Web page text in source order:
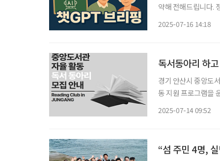
약해 전해드립니다. 정책,
2025-07-16 14:18
독서동아리 하
경기 안산시 중앙도
동 지원 프로그램을 운영한다. 이번 프로그램은 안산시가 (사)
2025-07-14 09:52
“섬 주민 4명,